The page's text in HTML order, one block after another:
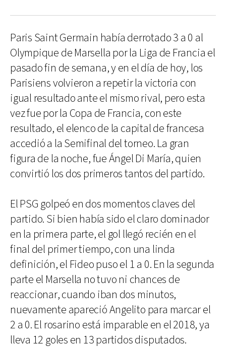
Paris Saint Germain había derrotado 3 a 0 al
Olympique de Marsella por la Liga de Francia el
pasado fin de semana, y en el día de hoy, los
Parisiens volvieron a repetir la victoria con
igual resultado ante el mismo rival, pero esta
vez fue por la Copa de Francia, con este
resultado, el elenco de la capital de francesa
accedió a la Semifinal del torneo. La gran
figura de la noche, fue Ángel Di María, quien
convirtió los dos primeros tantos del partido.
El PSG golpeó en dos momentos claves del
partido. Si bien había sido el claro dominador
en la primera parte, el gol llegó recién en el
final del primer tiempo, con una linda
definición, el Fideo puso el 1 a 0. En la segunda
parte el Marsella no tuvo ni chances de
reaccionar, cuando iban dos minutos,
nuevamente apareció Angelito para marcar el
2 a 0. El rosarino está imparable en el 2018, ya
lleva 12 goles en 13 partidos disputados.